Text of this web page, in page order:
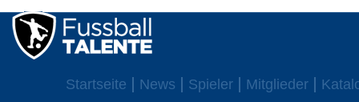
Startseite News Spieler Mitglieder